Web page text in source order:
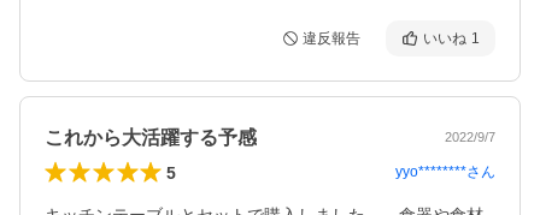
違反報告 いいね 1
これから大活躍する予感 2022/9/7
5 yyo********さん